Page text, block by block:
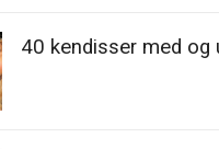
40 kendisser med og